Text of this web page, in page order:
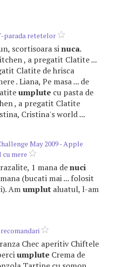
parada retetelor
scortisoara sinuca.
, a pregatit Clatite ...
Clatite de hrisca
. Liana, Pe masa ... de
umplute cu pasta de
, a pregatit Clatite
Cristina's world ...
May 2009 - Apple
mere
1 mana denuci
(bucati mai ... folosit
Amumplut aluatul, l-am
Chec aperitiv Chiftele
umplute Crema de